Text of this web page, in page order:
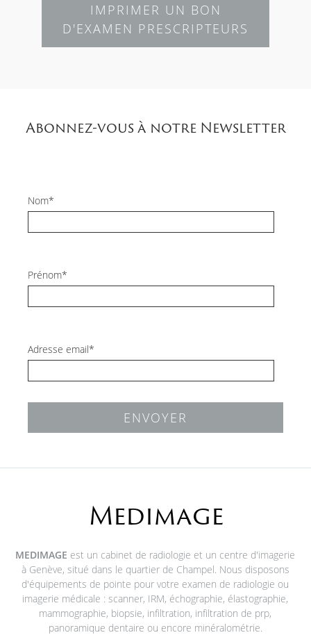
IMPRIMER UN BON
D'EXAMEN PRESCRIPTEURS
Abonnez-vous à notre Newsletter
Nom*
Prénom*
Adresse email*
ENVOYER
Medimage
MEDIMAGE est un cabinet de radiologie et un centre d'imagerie
à Genève, situé dans le quartier de Champel. Nous disposons
d'équipements de pointe pour votre examen de radiologie ou
imagerie médicale : scanner, IRM, échographie, élastographie,
mammographie, biopsie, infiltration, infiltration de prp,
panoramique dentaire ou encore minéralométrie.